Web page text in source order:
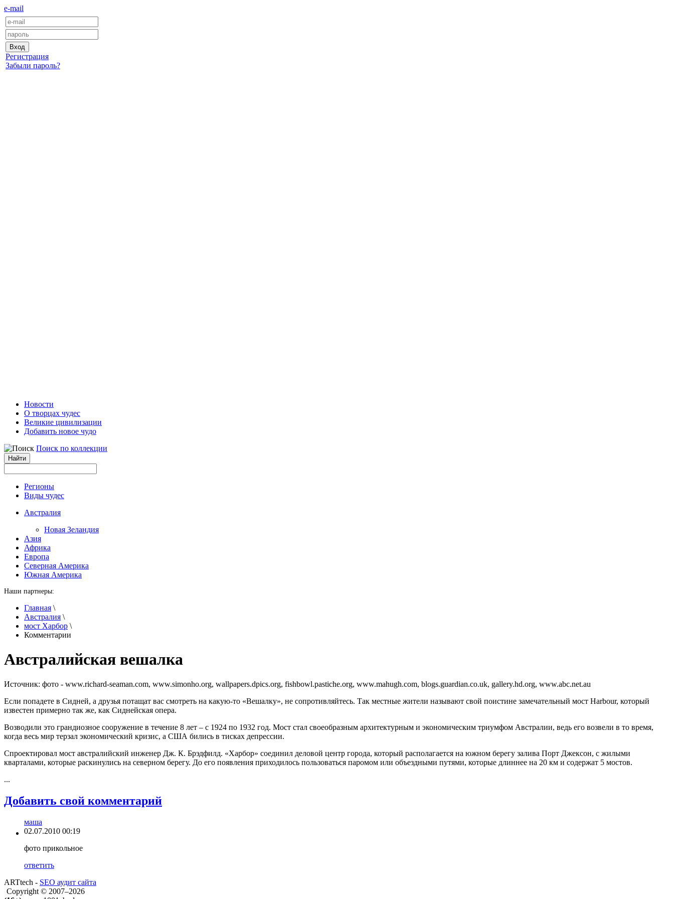
e-mail
Регистрация
Забыли пароль?
Новости
О творцах чудес
Великие цивилизации
Добавить новое чудо
Поиск по коллекции
Регионы
Виды чудес
Австралия
Новая Зеландия
Азия
Африка
Европа
Северная Америка
Южная Америка
Наши партнеры:
Главная \
Австралия \
мост Харбор \
Комментарии
Австралийская вешалка
Источник: фото - www.richard-seaman.com, www.simonho.org, wallpapers.dpics.org, fishbowl.pastiche.org, www.mahugh.com, blogs.guardian.co.uk, gallery.hd.org, www.abc.net.au
Если попадете в Сидней, а друзья потащат вас смотреть на какую-то «Вешалку», не сопротивляйтесь. Так местные жители называют свой поистине замечательный мост Harbour, который
известен примерно так же, как Сиднейская опера.
Возводили это грандиозное сооружение в течение 8 лет – с 1924 по 1932 год. Мост стал своеобразным архитектурным и экономическим триумфом Австралии, ведь его возвели в то время,
когда весь мир терзал экономический кризис, а США бились в тисках депрессии.
Спроектировал мост австралийский инженер Дж. К. Брэдфилд. «Харбор» соединил деловой центр города, который располагается на южном берегу залива Порт Джексон, с жилыми
кварталами, которые раскинулись на северном берегу. До его появления приходилось пользоваться паромом или объездными путями, которые длиннее на 20 км и содержат 5 мостов.
...
Добавить свой комментарий
маша
02.07.2010 00:19
фото прикольное
ответить
ARTtech - SEO аудит сайта
Copyright © 2007–2026